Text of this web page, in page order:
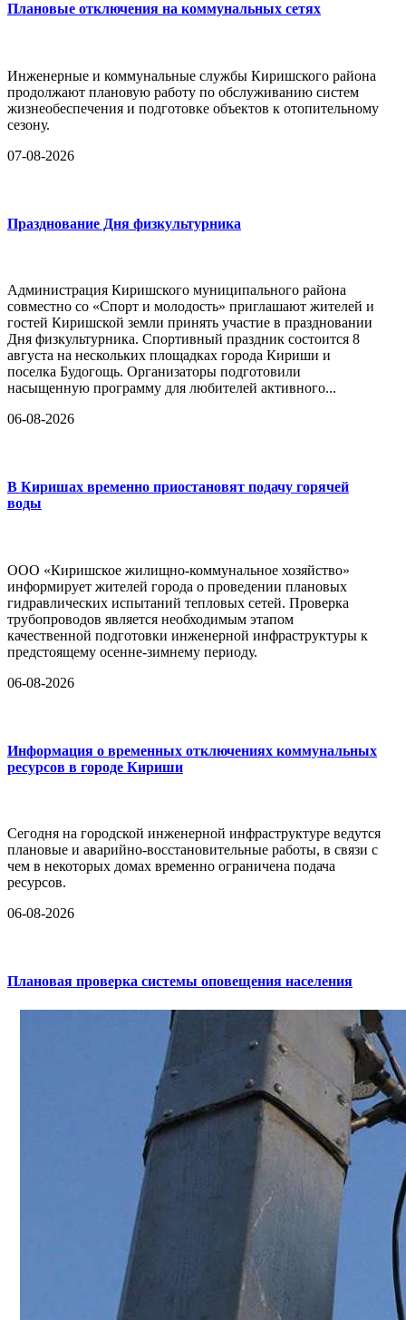
Плановые отключения на коммунальных сетях
Инженерные и коммунальные службы Киришского района
продолжают плановую работу по обслуживанию систем
жизнеобеспечения и подготовке объектов к отопительному
сезону.
07-08-2026
Празднование Дня физкультурника
Администрация Киришского муниципального района
совместно со «Спорт и молодость» приглашают жителей и
гостей Киришской земли принять участие в праздновании
Дня физкультурника. Спортивный праздник состоится 8
августа на нескольких площадках города Кириши и
поселка Будогощь. Организаторы подготовили
насыщенную программу для любителей активного...
06-08-2026
В Киришах временно приостановят подачу горячей
воды
ООО «Киришское жилищно-коммунальное хозяйство»
информирует жителей города о проведении плановых
гидравлических испытаний тепловых сетей. Проверка
трубопроводов является необходимым этапом
качественной подготовки инженерной инфраструктуры к
предстоящему осенне-зимнему периоду.
06-08-2026
Информация о временных отключениях коммунальных
ресурсов в городе Кириши
Сегодня на городской инженерной инфраструктуре ведутся
плановые и аварийно-восстановительные работы, в связи с
чем в некоторых домах временно ограничена подача
ресурсов.
06-08-2026
Плановая проверка системы оповещения населения